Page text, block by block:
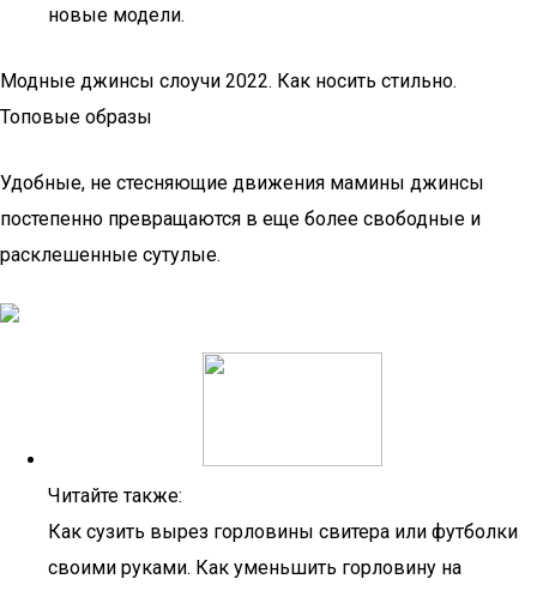
новые модели.
Модные джинсы слоучи 2022. Как носить стильно.
Топовые образы
Удобные, не стесняющие движения мамины джинсы
постепенно превращаются в еще более свободные и
расклешенные сутулые.
Читайте также:
Как сузить вырез горловины свитера или футболки
своими руками. Как уменьшить горловину на